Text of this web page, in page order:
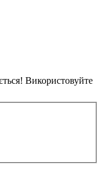
Використовуйте